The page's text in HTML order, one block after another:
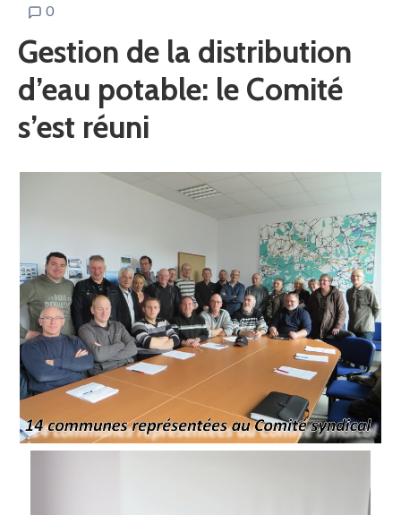
0
Gestion de la distribution
d’eau potable: le Comité
s’est réuni